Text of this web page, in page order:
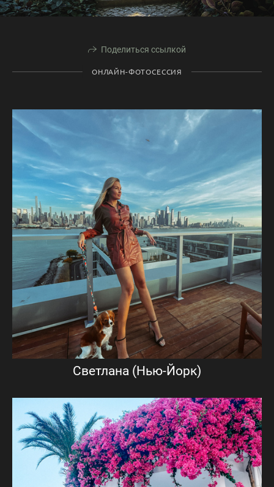
Поделиться ссылкой
ОНЛАЙН-ФОТОСЕССИЯ
Светлана (Нью-Йорк)